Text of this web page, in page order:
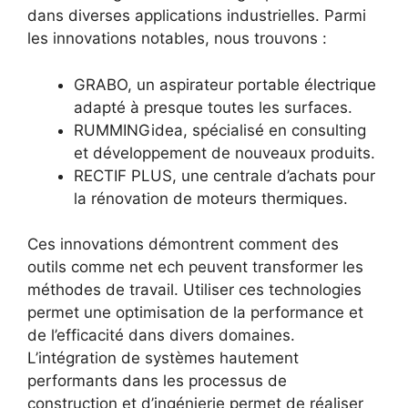
dans diverses applications industrielles. Parmi
les innovations notables, nous trouvons :
GRABO, un aspirateur portable électrique
adapté à presque toutes les surfaces.
RUMMINGidea, spécialisé en consulting
et développement de nouveaux produits.
RECTIF PLUS, une centrale d’achats pour
la rénovation de moteurs thermiques.
Ces innovations démontrent comment des
outils comme net ech peuvent transformer les
méthodes de travail. Utiliser ces technologies
permet une optimisation de la performance et
de l’efficacité dans divers domaines.
L’intégration de systèmes hautement
performants dans les processus de
construction et d’ingénierie permet de réaliser